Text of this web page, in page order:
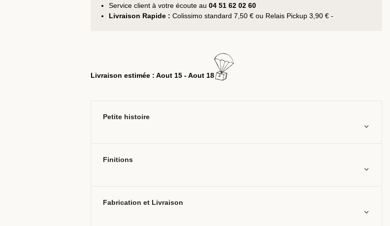
Service client à votre écoute au 04 51 62 02 60
Livraison Rapide : Colissimo standard 7,50 € ou Relais Pickup 3,90 € -
Livraison estimée : Aout 15 - Aout 18
Petite histoire
Finitions
Fabrication et Livraison